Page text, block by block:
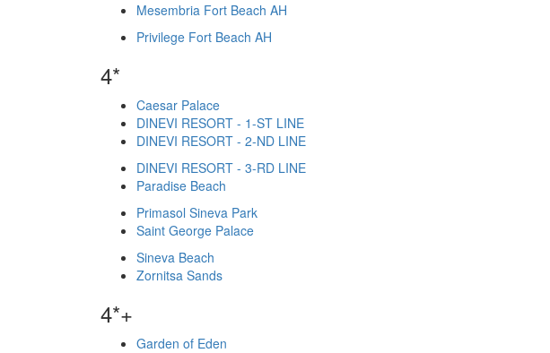
Mesembria Fort Beach AH
Privilege Fort Beach AH
4*
Caesar Palace
DINEVI RESORT - 1-ST LINE
DINEVI RESORT - 2-ND LINE
DINEVI RESORT - 3-RD LINE
Paradise Beach
Primasol Sineva Park
Saint George Palace
Sineva Beach
Zornitsa Sands
4*+
Garden of Eden